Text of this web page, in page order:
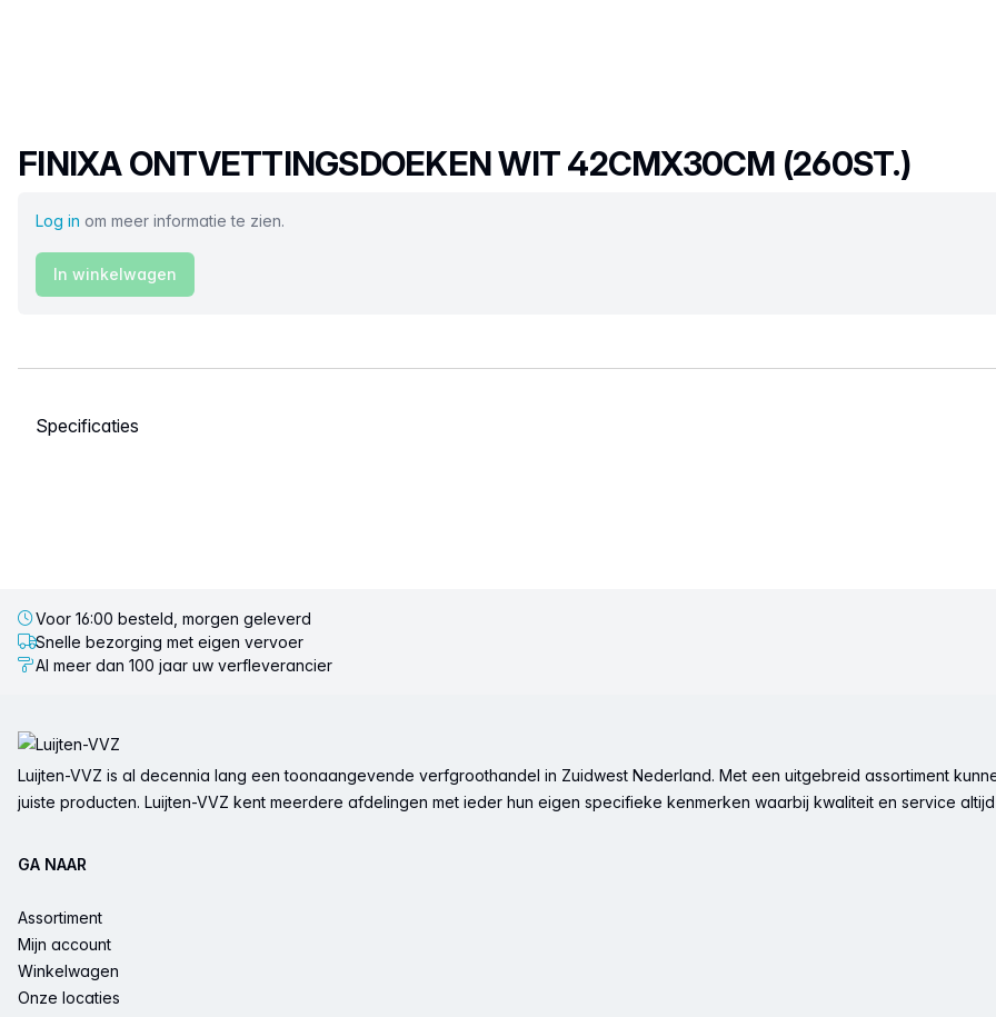
Productnaam
FINIXA ONTVETTINGSDOEKEN WIT 42CMX30CM (260ST.)
Log in om meer informatie te zien.
In winkelwagen
Selecteer een tabblad
Voor 16:00 besteld, morgen geleverd
Snelle bezorging met eigen vervoer
Al meer dan 100 jaar uw verfleverancier
Luijten-VVZ is al decennia lang een toonaangevende verfgroothandel in Zuidwest Nederland. Met een uitgebreid assortiment
juiste producten. Luijten-VVZ kent meerdere afdelingen met ieder hun eigen specifieke kenmerken waarbij kwaliteit en service
GA NAAR
Assortiment
Mijn account
Winkelwagen
Onze locaties